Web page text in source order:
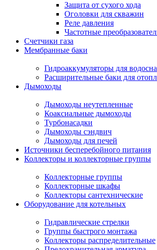
Защита от сухого хода
Оголовки для скважин
Реле давления
Частотные
Счетчики газа
Мембранные баки
Гидроаккумуляторы для
Расширительные баки для
Дымоходы
Дымоходы неутепленные
Коаксиальные дымоходы
Турбонасадки
Дымоходы сэндвич
Дымоходы для печей
Источники бесперебойного питания
Коллекторы и коллекторные группы
Коллекторные группы
Коллекторные шкафы
Коллекторы сантехнические
Оборудование для котельных
Гидравлические стрелки
Группы быстрого монтажа
Коллекторы распределительные